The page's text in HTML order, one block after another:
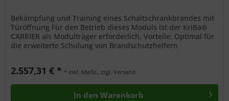
Bekämpfung und Training eines Schaltschrankbrandes mit
Türöffnung Für den Betrieb dieses Moduls ist der KriBa®
CARRIER als Modulträger erforderlich. Vorteile: Optimal für
die erweiterte Schulung von Brandschutzhelfern
2.557,31 € * * inkl. MwSt., zzgl. Versand
In den Warenkorb